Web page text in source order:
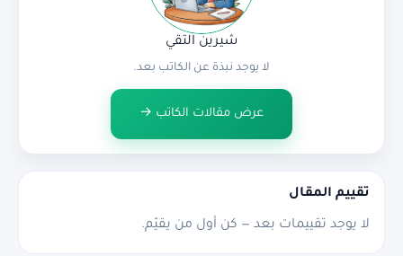
شيرين التقي
لا يوجد نبذة عن الكاتب بعد.
عرض مقالات الكاتب →
تقييم المقال
لا يوجد تقييمات بعد — كن أول من يقيّم.